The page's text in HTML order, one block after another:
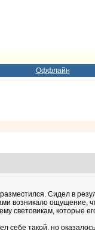
Оффлайн
Сидел в
возникало ощущение,
световикам, которые
такой, но